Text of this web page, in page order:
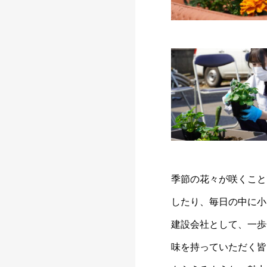
季節の花々が咲くこ
したり、毎日の中に
建設会社として、一
味を持っていただく